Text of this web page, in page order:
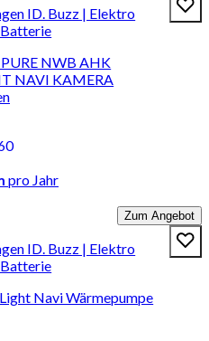
ID. Buzz | Elektro
NWB AHK
NAVI KAMERA
pro Jahr
Zum Angebot
ID. Buzz | Elektro
Navi Wärmepumpe